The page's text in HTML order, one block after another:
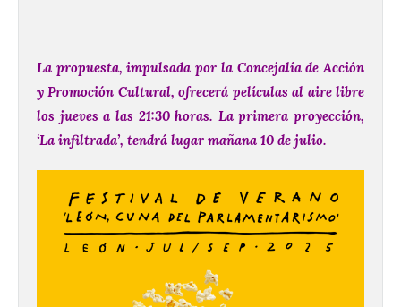
La propuesta, impulsada por la Concejalía de Acción
y Promoción Cultural, ofrecerá películas al aire libre
los jueves a las 21:30 horas. La primera proyección,
‘La infiltrada’, tendrá lugar mañana 10 de julio.